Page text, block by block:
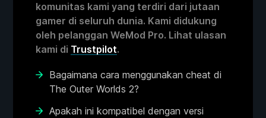
komunitas kami yang terdiri dari jutaan
gamer di seluruh dunia. Kami didukung
oleh pelanggan WeMod Pro. Lihat ulasan
kami di Trustpilot.
Bagaimana cara menggunakan cheat di
The Outer Worlds 2?
Apakah ini kompatibel dengan versi